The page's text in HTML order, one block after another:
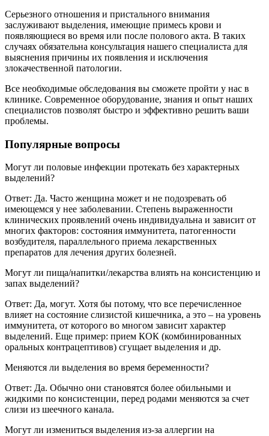
Серьезного отношения и пристального внимания
заслуживают выделения, имеющие примесь крови и
появляющиеся во время или после полового акта. В таких
случаях обязательна консультация нашего специалиста для
выяснения причины их появления и исключения
злокачественной патологии.
Все необходимые обследования вы сможете пройти у нас в
клинике. Современное оборудование, знания и опыт наших
специалистов позволят быстро и эффективно решить ваши
проблемы.
Популярные вопросы
Могут ли половые инфекции протекать без характерных
выделений?
Ответ: Да. Часто женщина может и не подозревать об
имеющемся у нее заболевании. Степень выраженности
клинических проявлений очень индивидуальна и зависит от
многих факторов: состояния иммунитета, патогенности
возбудителя, параллельного приема лекарственных
препаратов для лечения других болезней.
Могут ли пища/напитки/лекарства влиять на консистенцию и
запах выделений?
Ответ: Да, могут. Хотя бы потому, что все перечисленное
влияет на состояние слизистой кишечника, а это – на уровень
иммунитета, от которого во многом зависит характер
выделений. Еще пример: прием КОК (комбинированных
оральных контрацептивов) сгущает выделения и др.
Меняются ли выделения во время беременности?
Ответ: Да. Обычно они становятся более обильными и
жидкими по консистенции, перед родами меняются за счет
слизи из шеечного канала.
Могут ли измениться выделения из-за аллергии на